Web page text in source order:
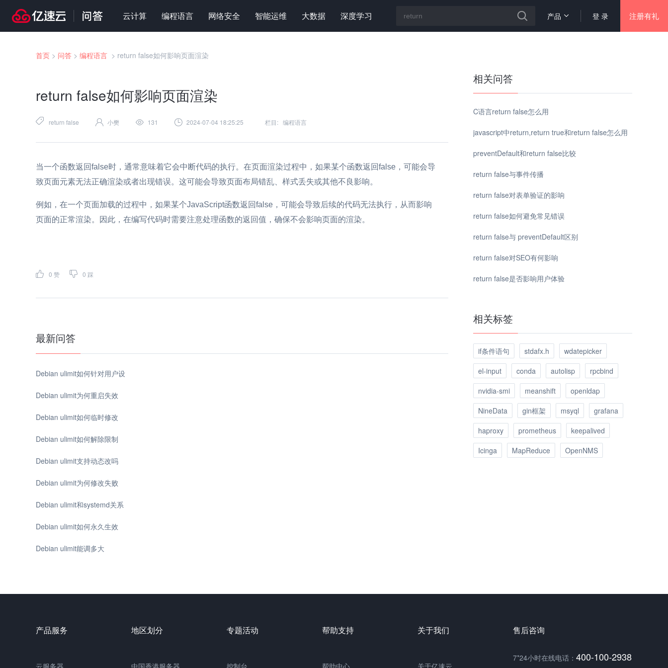
云计算 编程语言 网络安全 智能运维 大数据 深度学习 登 录 注册有礼
产品
首页 > 问答 > 编程语言 > return false如何影响页面渲染
return false如何影响页面渲染
return false 小樊 131 2024-07-04 18:25:25 栏目: 编程语言
当一个函数返回false时，通常意味着它会中断代码的执行。在页面渲染过程中，如果某个函数返回false，可能会导
致页面元素无法正确渲染或者出现错误。这可能会导致页面布局错乱、样式丢失或其他不良影响。
例如，在一个页面加载的过程中，如果某个JavaScript函数返回false，可能会导致后续的代码无法执行，从而影响
页面的正常渲染。因此，在编写代码时需要注意处理函数的返回值，确保不会影响页面的渲染。
0 赞 0 踩
最新问答
Debian ulimit如何针对用户设
Debian ulimit为何重启失效
Debian ulimit如何临时修改
Debian ulimit如何解除限制
Debian ulimit支持动态改吗
Debian ulimit为何修改失败
Debian ulimit和systemd关系
Debian ulimit如何永久生效
Debian ulimit能调多大
相关问答
C语言return false怎么用
javascript中return,return true和return false怎么用
preventDefault和return false比较
return false与事件传播
return false对表单验证的影响
return false如何避免常见错误
return false与 preventDefault区别
return false对SEO有何影响
return false是否影响用户体验
相关标签
if条件语句 stdafx.h
wdatepicker
el-input
conda autolisp
rpcbind
nvidia-smi
meanshift
openldap
NineData
gin框架 msyql
grafana
haproxy
prometheus
keepalived
Icinga
MapReduce OpenNMS
产品服务
云服务器
地区划分
中国香港服务器
专题活动
控制台
帮助支持
帮助中心
关于我们
关于亿速云
售后咨询
7*24小时在线电话： 400-100-2938